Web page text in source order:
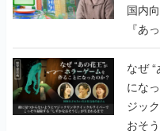
国内
『あ
てみた
なぜ
になったのか？
ジッ
おそ